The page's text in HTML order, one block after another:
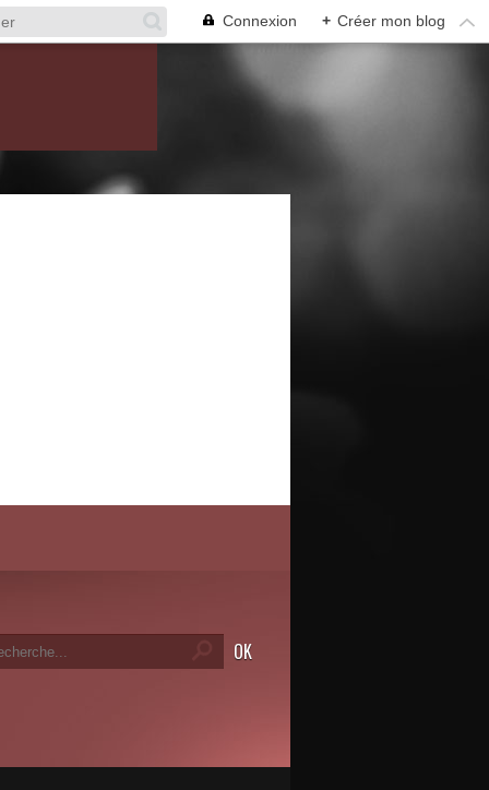
Connexion + Créer mon blog